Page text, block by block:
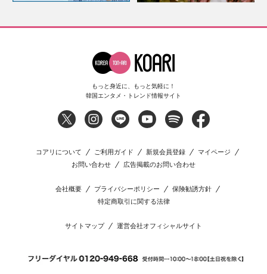
もっと身近に、もっと気軽に！
韓国エンタメ・トレンド情報サイト
コアリについて ご利用ガイド 新規会員登録
マイページ
お問い合わせ
広告掲載のお問い合わせ
会社概要 プライバシーポリシー
保険勧誘方針
特定商取引に関する法律
サイトマップ 運営会社オフィシャルサイト